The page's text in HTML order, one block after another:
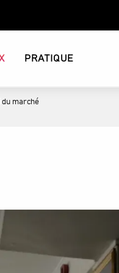
PRATIQUE
du marché